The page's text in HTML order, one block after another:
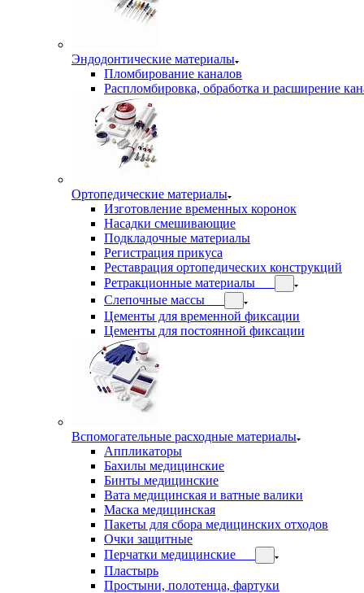
Эндодонтические материалы
Пломбирование каналов
Распломбировка, обработка и расширение
Ортопедические материалы
Изготовление временных коронок
Насадки смешивающие
Подкладочные материалы
Регистрация прикуса
Реставрация ортопедических конструкций
Ретракционные материалы
Слепочные массы
Цементы для временной фиксации
Цементы для постоянной фиксации
Вспомогательные расходные материалы
Аппликаторы
Бахилы медицинские
Бинты медицинские
Вата медицинская и ватные валики
Маска медицинская
Пакеты для сбора медицинских отходов
Очки защитные
Перчатки медицинские
Пластырь
Простыни, полотенца, фартуки